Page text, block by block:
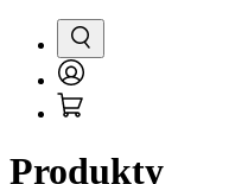
Prihlásenie
Košík
Produkty